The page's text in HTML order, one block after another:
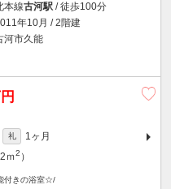
本線古河駅 / 徒歩100分
年10月 / 2階建
河市久能
礼
1ヶ月
ｍ2 ）
付きの浴室☆/